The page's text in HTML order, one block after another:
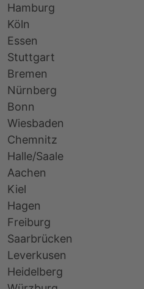
Hamburg
Köln
Essen
Stuttgart
Bremen
Nürnberg
Bonn
Wiesbaden
Chemnitz
Halle/Saale
Aachen
Kiel
Hagen
Freiburg
Saarbrücken
Leverkusen
Heidelberg